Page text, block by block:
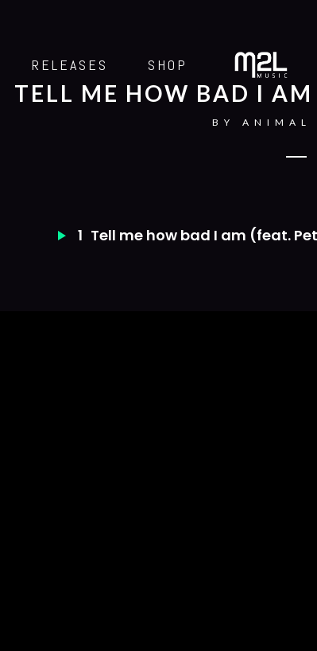
RELEASES SHOP
TELL ME HOW BAD I AM
BY ANIMAL
1 Tell me how bad I am (feat.